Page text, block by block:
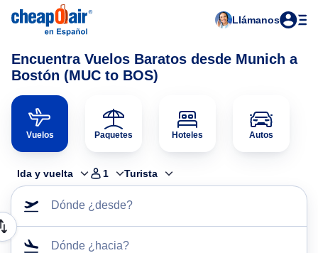
Llámanos
Encuentra Vuelos Baratos desde Munich a
Bostón (MUC to BOS)
Vuelos Paquetes Hoteles Autos
Ida y vuelta 1 Turista
Dónde ¿desde?
Dónde ¿hacia?